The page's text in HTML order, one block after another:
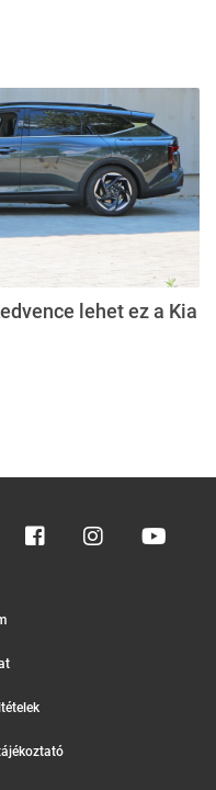
lehet ez a Kia